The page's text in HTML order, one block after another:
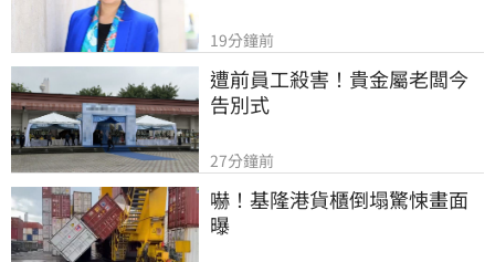
19分鐘前
遭前員工殺害！貴金屬老闆今
告別式
27分鐘前
嚇！基隆港貨櫃倒塌驚悚畫面
曝